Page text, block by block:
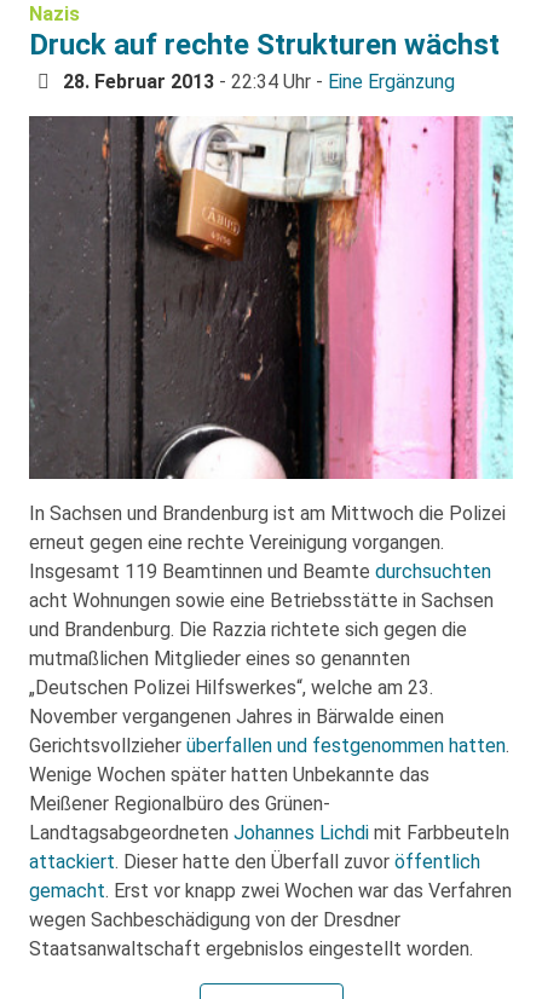
Nazis
Druck auf rechte Strukturen wächst
28. Februar 2013 - 22:34 Uhr - Eine Ergänzung
In Sachsen und Brandenburg ist am Mittwoch die Polizei
erneut gegen eine rechte Vereinigung vorgangen.
Insgesamt 119 Beamtinnen und Beamte durchsuchten
acht Wohnungen sowie eine Betriebsstätte in Sachsen
und Brandenburg. Die Razzia richtete sich gegen die
mutmaßlichen Mitglieder eines so genannten
„Deutschen Polizei Hilfswerkes“, welche am 23.
November vergangenen Jahres in Bärwalde einen
Gerichtsvollzieher überfallen und festgenommen hatten.
Wenige Wochen später hatten Unbekannte das
Meißener Regionalbüro des Grünen-
Landtagsabgeordneten Johannes Lichdi mit Farbbeuteln
attackiert. Dieser hatte den Überfall zuvor öffentlich
gemacht. Erst vor knapp zwei Wochen war das Verfahren
wegen Sachbeschädigung von der Dresdner
Staatsanwaltschaft ergebnislos eingestellt worden.